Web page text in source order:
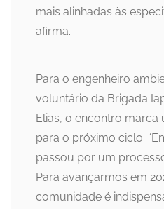
mais alinhadas às
afirma.
Para o engenheiro
voluntário da Brigada
Elias, o encontro
para o próximo ciclo.
passou por um
Para avançarmos em
comunidade é